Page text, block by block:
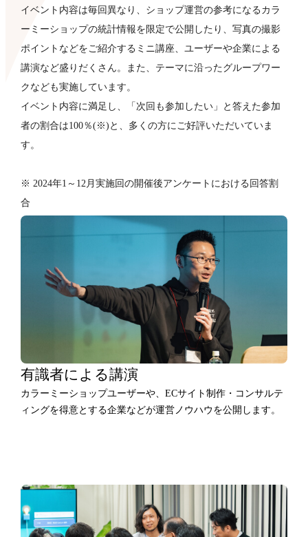
イベント内容は毎回異なり、ショップ運営の参考になるカラ
ーミーショップの統計情報を限定で公開したり、写真の撮影
ポイントなどをご紹介するミニ講座、ユーザーや企業による
講演など盛りだくさん。また、テーマに沿ったグループワー
クなども​実施しています。
イベント内容に満足し、「次回も参加したい」と答えた参加
者の割合は100％(※)と、多くの方にご好評いただいていま
す。
※ 2024年1～12月実施回の開催後アンケートにおける回答割
合
有識者による講演
カラーミーショップユーザーや、ECサイト制作・コンサルテ
ィングを得意とする企業などが運営ノウハウを公開します。